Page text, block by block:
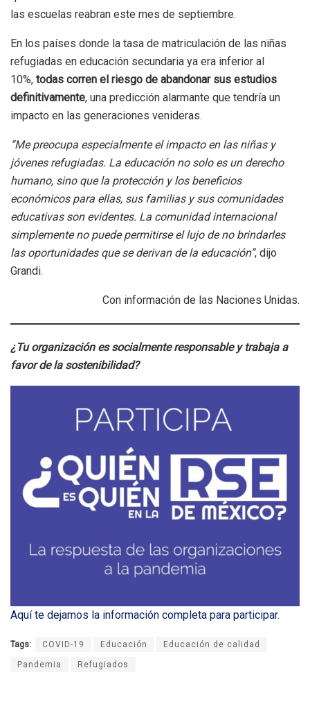
las escuelas reabran este mes de septiembre.
En los países donde la tasa de matriculación de las niñas
refugiadas en educación secundaria ya era inferior al
10%, todas corren el riesgo de abandonar sus estudios
definitivamente, una predicción alarmante que tendría un
impacto en las generaciones venideras.
“Me preocupa especialmente el impacto en las niñas y
jóvenes refugiadas. La educación no solo es un derecho
humano, sino que la protección y los beneficios
económicos para ellas, sus familias y sus comunidades
educativas son evidentes. La comunidad internacional
simplemente no puede permitirse el lujo de no brindarles
las oportunidades que se derivan de la educación”, dijo
Grandi.
Con información de las Naciones Unidas.
¿Tu organización es socialmente responsable y trabaja a
favor de la sostenibilidad?
Aquí te dejamos la información completa para participar.
Tags: COVID-19 Educación Educación de calidad
Pandemia Refugiados